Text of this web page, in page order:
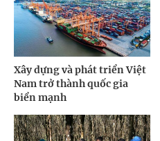
Xây dựng và phát triển Việt
Nam trở thành quốc gia
biển mạnh